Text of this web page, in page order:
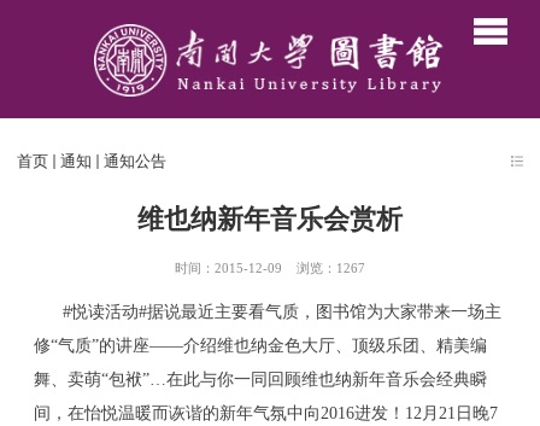
首页 通知 通知公告
维也纳新年音乐会赏析
时间：2015-12-09 浏览： 1267
#悦读活动#据说最近主要看气质，图书馆为大家带来一场主
修“气质”的讲座——介绍维也纳金色大厅、顶级乐团、精美编
舞、卖萌“包袱”… 在此与你一同回顾维也纳新年音乐会经典瞬
间，在怡悦温暖而诙谐的新年气氛中向 2016进发！ 12 月 21 日晚7